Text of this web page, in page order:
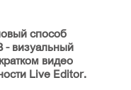
способ
- визуальный
видео
Live Editor.